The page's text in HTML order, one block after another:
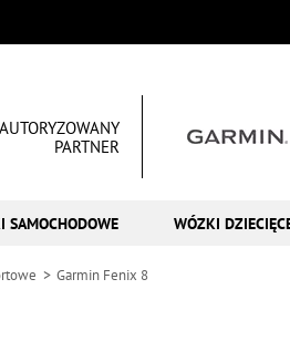
AUTORYZOWANY
PARTNER
SAMOCHODOWE WÓZKI
Garmin Fenix 8